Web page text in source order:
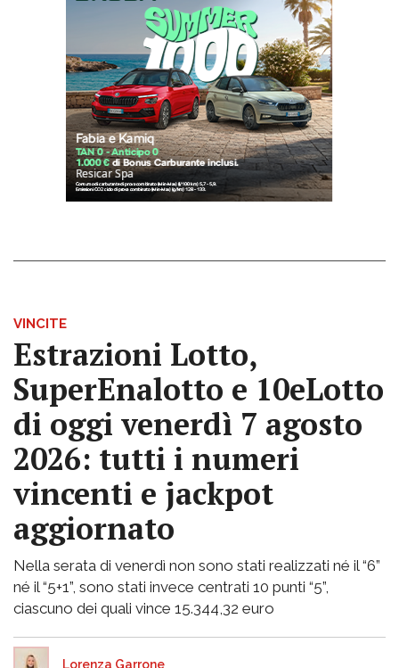
VINCITE
Estrazioni Lotto,
SuperEnalotto e 10eLotto
di oggi venerdì 7 agosto
2026: tutti i numeri
vincenti e jackpot
aggiornato
Nella serata di venerdì non sono stati realizzati né il “6”
né il “5+1”, sono stati invece centrati 10 punti “5”,
ciascuno dei quali vince 15.344,32 euro
Lorenza Garrone